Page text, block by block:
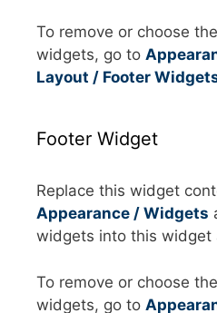
To remove or choose
widgets, go to
Layout / Footer
Footer Widget
Replace this widget
Appearance / Widgets
widgets into this widget
To remove or choose
widgets, go to